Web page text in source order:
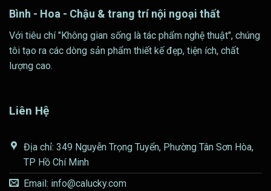
Bình - Hoa - Chậu & trang trí nội ngoại thất
Với tiêu chí "Không gian sống là tác phẩm nghệ thuật", chúng
tôi tạo ra các dòng sản phẩm thiết kế đẹp, tiện ích, chất
lượng cao.
Liên Hệ
Địa chỉ: 349 Nguyễn Trọng Tuyển, Phường Tân Sơn Hòa,
TP Hồ Chí Minh
Email: info@calucky.com